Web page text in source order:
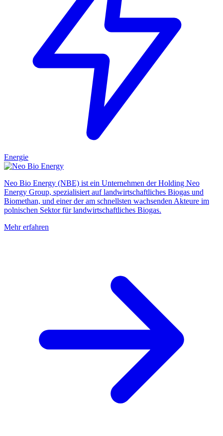
Energie
Neo Bio Energy (NBE) ist ein Unternehmen der Holding Neo
Energy Group, spezialisiert auf landwirtschaftliches Biogas und
Biomethan, und einer der am schnellsten wachsenden Akteure im
polnischen Sektor für landwirtschaftliches Biogas.
Mehr erfahren